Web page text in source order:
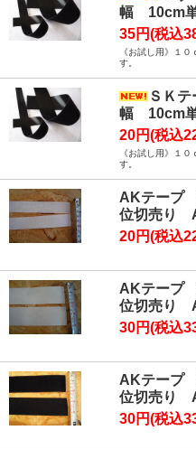
幅 10cm単
35円(税込
《お試し用》１
す。
ＳＫ
幅 10cm単
20円(税込
《お試し用》１
す。
AKテー
位切売り
20円(税込
AKテー
位切売り
30円(税込
AKテー
位切売り
30円(税込